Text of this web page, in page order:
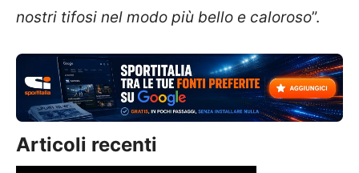
nostri tifosi nel modo più bello e caloroso”.
Articoli recenti